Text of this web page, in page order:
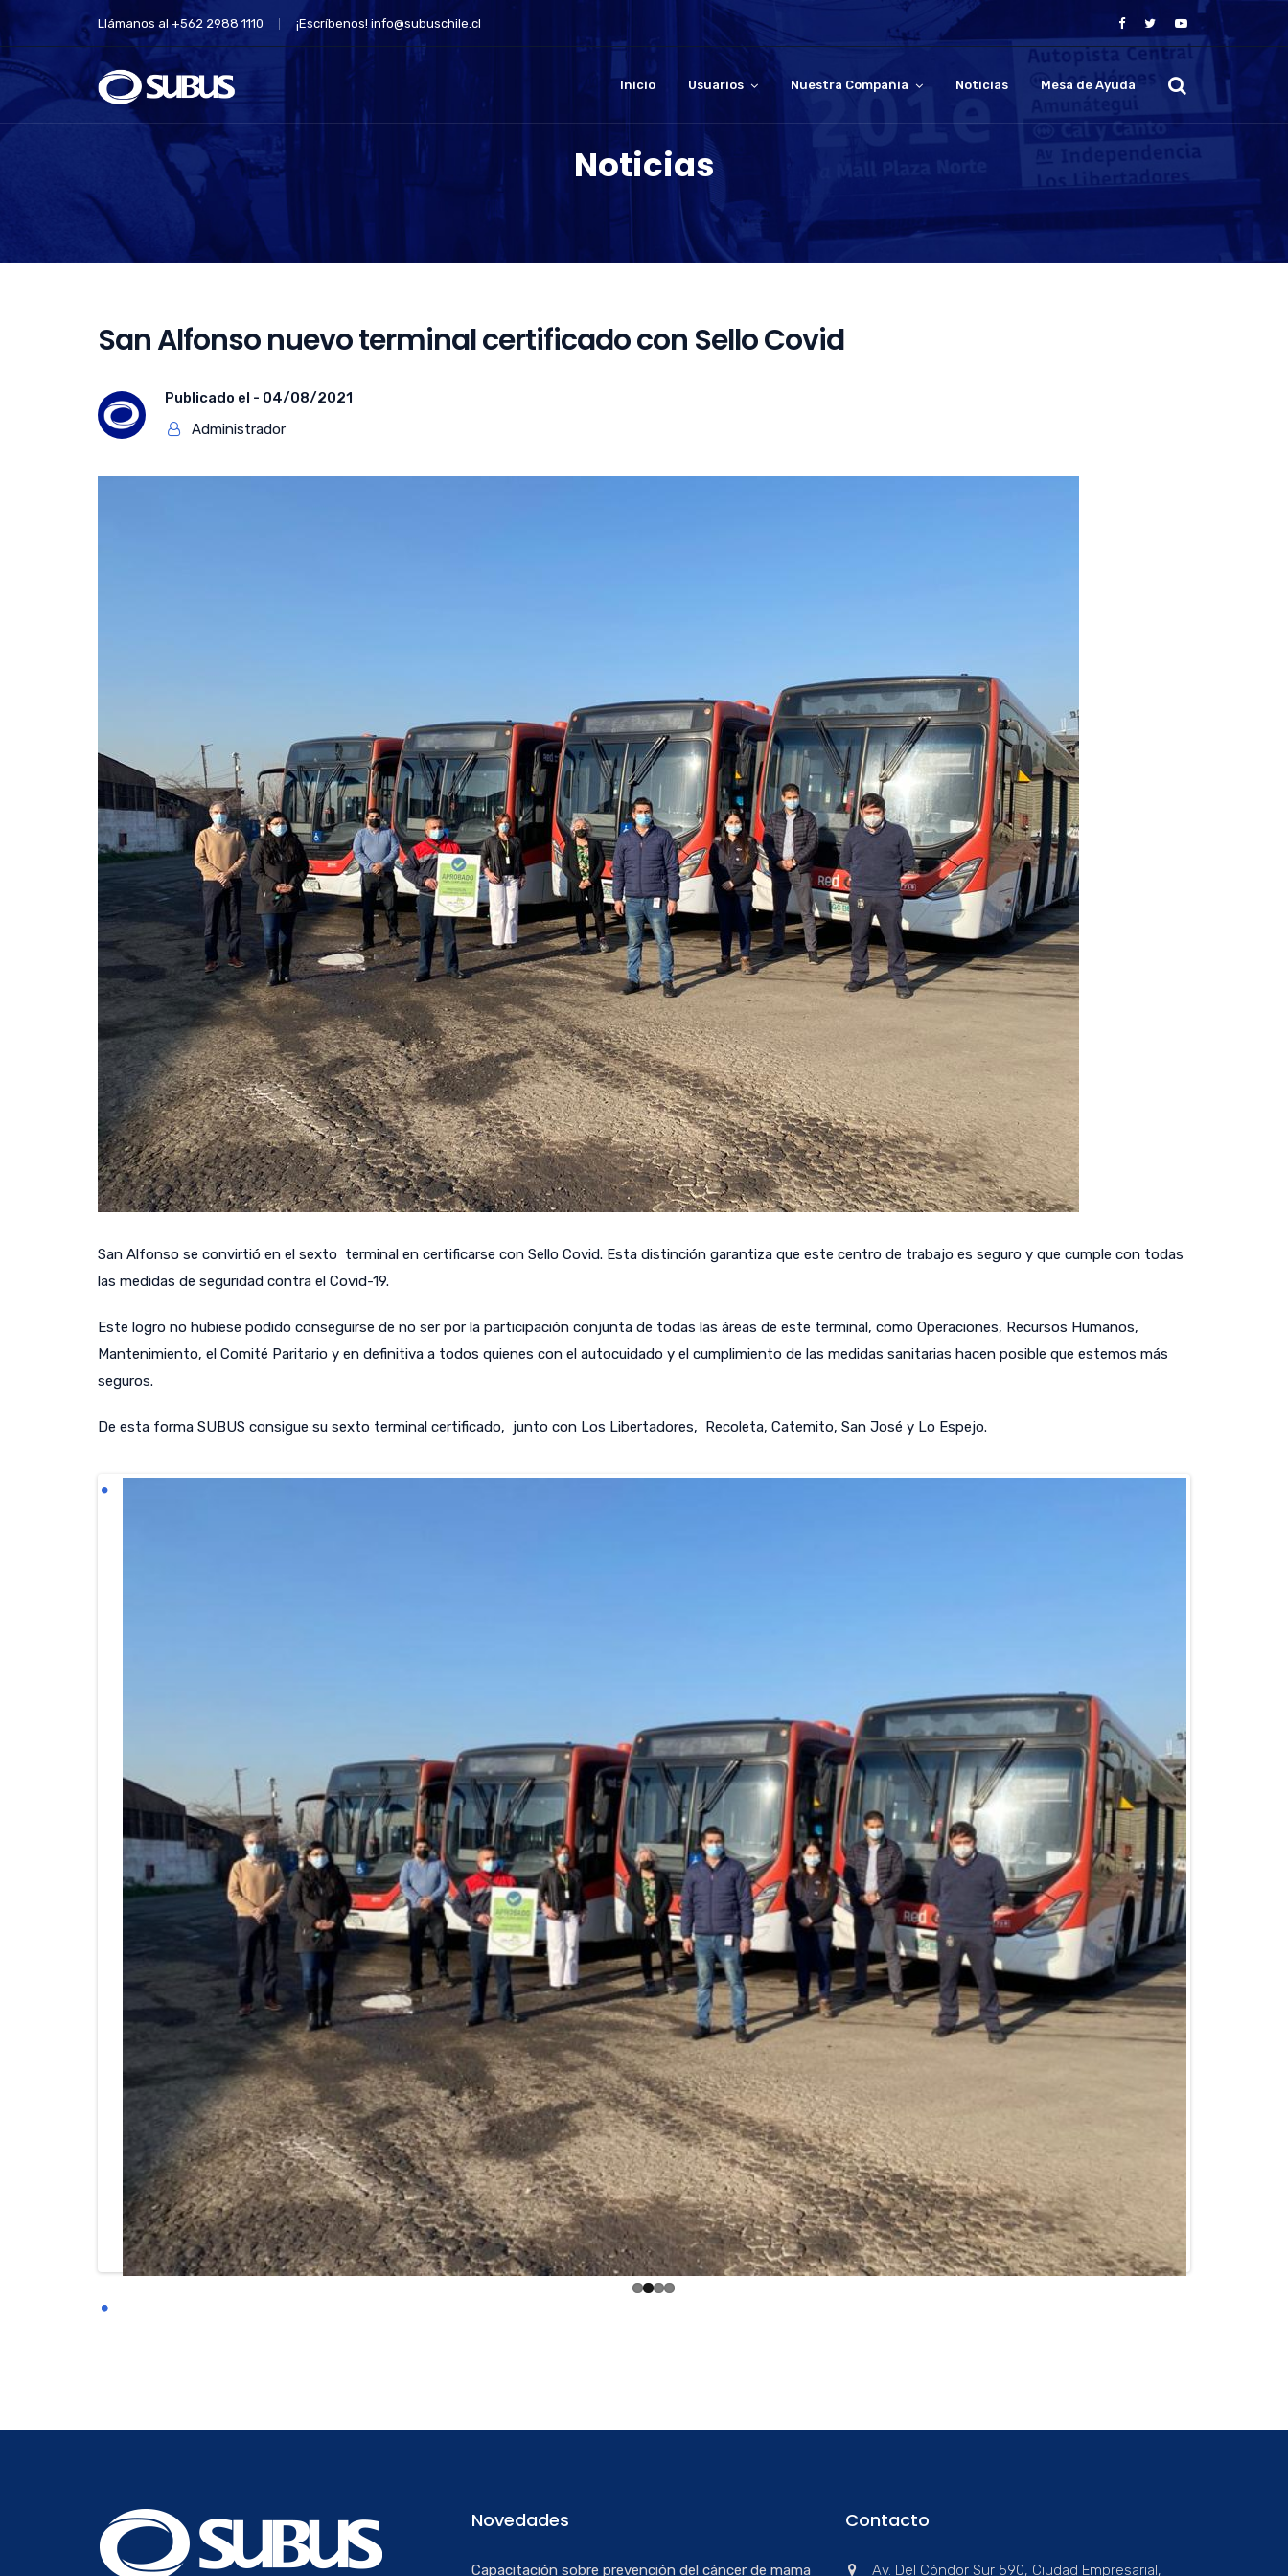
Llámanos al +562 2988 1110 ¡Escríbenos! info@subuschile.cl
Inicio Usuarios Nuestra Compañia Noticias Mesa de Ayuda
Noticias
San Alfonso nuevo terminal certificado con Sello Covid
Publicado el - 04/08/2021
Administrador
San Alfonso se convirtió en el sexto terminal en certificarse con Sello Covid. Esta distinción garantiza que este centro de trabajo es seguro y que cumple con todas
las medidas de seguridad contra el Covid-19.
Este logro no hubiese podido conseguirse de no ser por la participación conjunta de todas las áreas de este terminal, como Operaciones, Recursos Humanos,
Mantenimiento, el Comité Paritario y en definitiva a todos quienes con el autocuidado y el cumplimiento de las medidas sanitarias hacen posible que estemos más
seguros.
De esta forma SUBUS consigue su sexto terminal certificado, junto con Los Libertadores, Recoleta, Catemito, San José y Lo Espejo.
Novedades
Capacitación sobre prevención del cáncer de mama
Contacto
Av. Del Cóndor Sur 590, Ciudad Empresarial,